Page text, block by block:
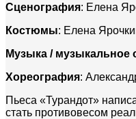
Сценография: Елена
Костюмы: Елена
Музыка /
Хореография:
Пьеса «Турандот»
стать противовесом